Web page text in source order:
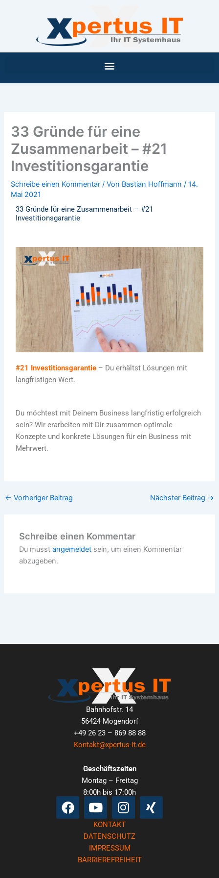
33 Gründe für eine
Zusammenarbeit – #21
Investitionsgarantie
Schreibe einen Kommentar / Von Bastian Hoffmann/14.
Mai 2021
33 Gründe für eine Zusammenarbeit – #21
Investitionsgarantie
#21 Investitionsgarantie – Du erhältst Lösungen mit
langfristigen Wert.
Du möchtest mit Deinem Business langfristig erfolgreich
sein? Wir erarbeiten mit Dir zusammen optimale
Konzepte und konkrete Lösungen für ein Business mit
Mehrwert.
← Vorheriger Beitrag Nächster Beitrag →
Schreibe einen Kommentar
Du musstangemeldet sein, um einen Kommentar
abzugeben.
Bahnhofstr. 14
56424 Mogendorf
+49 26 23 – 869 88 88
Kontakt@xpertus-it.de
Geschäftszeiten
Montag – Freitag
8:00h bis 17:00h
Facebook
YoutubeInstagram
Xing
KONTAKT
DATENSCHUTZ
IMPRESSUM
BARRIEREFREIHEIT